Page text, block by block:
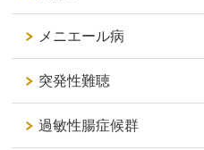
メニエール病
突発性難聴
過敏性腸症候群